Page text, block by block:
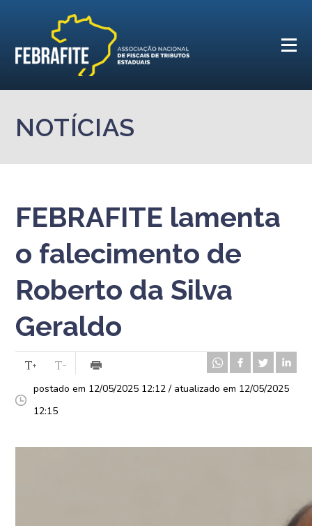
NOTÍCIAS
FEBRAFITE lamenta
o falecimento de
Roberto da Silva
Geraldo
postado em 12/05/2025 12:12 / atualizado em 12/05/2025
12:15